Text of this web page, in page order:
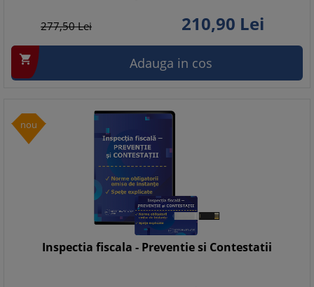
277,50Lei 210,90 Lei
 Adauga in cos
nou
Inspectia fiscala - Preventie si Contestatii